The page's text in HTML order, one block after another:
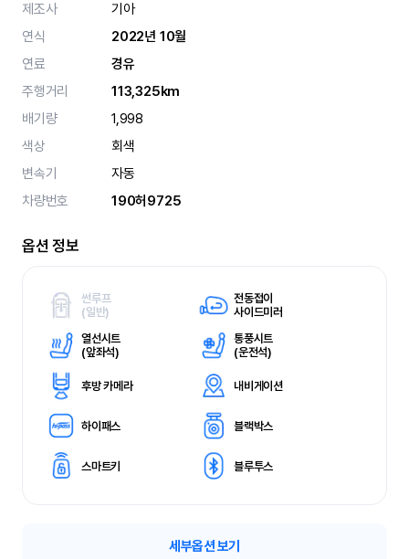
제조사
기아
연식
2022년 10월
연료
경유
주행거리
113,325km
배기량
1,998
색상
회색
변속기
자동
차량번호
190허9725
옵션 정보
썬루프
(일반)
전동접이
사이드미러
열선시트
(앞좌석)
통풍시트
(운전석)
후방 카메라 내비게이션
하이패스 블랙박스
스마트키 블루투스
세부옵션 보기